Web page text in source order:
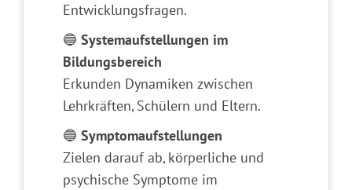
Entwicklungsfragen.
🔵 Systemaufstellungen im
Bildungsbereich
Erkunden Dynamiken zwischen
Lehrkräften, Schülern und Eltern.
🔵 Symptomaufstellungen
Zielen darauf ab, körperliche und
psychische Symptome im